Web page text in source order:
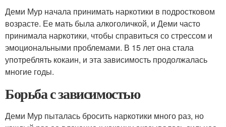
Деми Мур начала принимать наркотики в подростковом
возрасте. Ее мать была алкоголичкой, и Деми часто
принимала наркотики, чтобы справиться со стрессом и
эмоциональными проблемами. В 15 лет она стала
употреблять кокаин, и эта зависимость продолжалась
многие годы.
Борьба с зависимостью
Деми Мур пыталась бросить наркотики много раз, но